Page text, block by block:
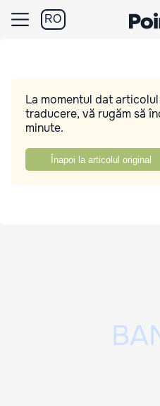
RO
La momentul dat
traducere, vă rugăm să
minute.
Înapoi la articolul original